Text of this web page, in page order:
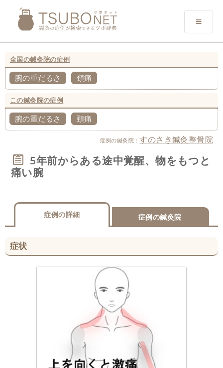
全国の鍼灸院の症例
腕の重だるさ 頚痛
この鍼灸院の症例
腕の重だるさ 頚痛
症例の鍼灸院：すのさき鍼灸整骨院
5年前からある途中覚醒、物をもつと
痛い腕
症例の詳細 症例の鍼灸院
症状